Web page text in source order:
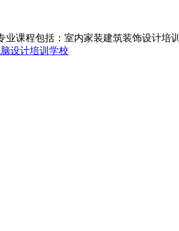
课程包括：室内家装建筑装饰设计
设计培训学校